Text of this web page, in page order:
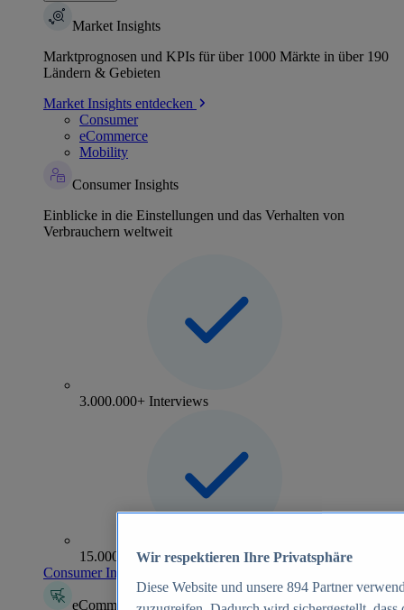
Market Insights
Marktprognosen und KPIs für über 1000 Märkte in über 190
Ländern & Gebieten
Market Insights entdecken
Consumer
eCommerce
Mobility
Consumer Insights
Einblicke in die Einstellungen und das Verhalten von
Verbrauchern weltweit
3.000.000+ Interviews
15.000+ Marken
Consumer Insights entdecken
eCommerce Insights
Wir respektieren Ihre Privatsphäre
Diese Website und unsere 894 Partner